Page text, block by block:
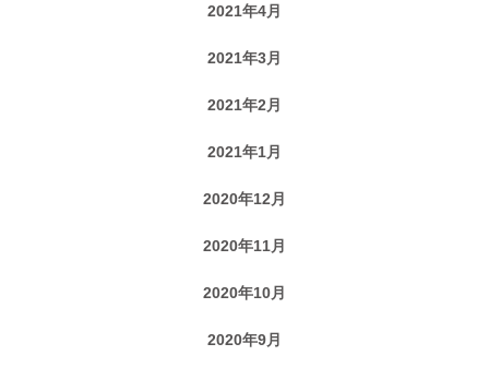
2021年4月
2021年3月
2021年2月
2021年1月
2020年12月
2020年11月
2020年10月
2020年9月